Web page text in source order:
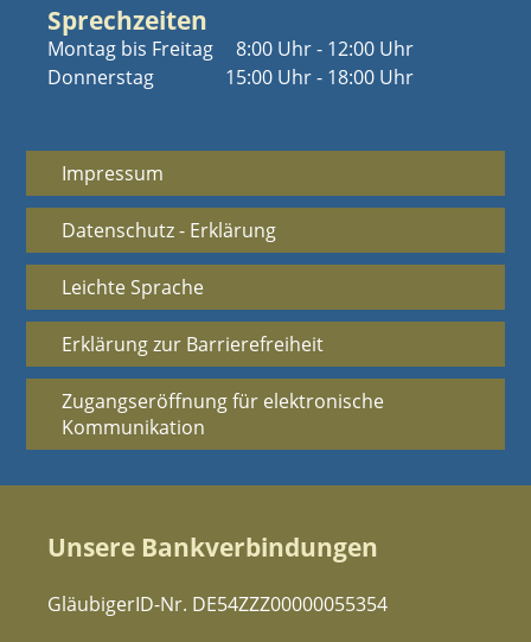
Sprechzeiten
Montag bis Freitag
Donnerstag
8:00 Uhr - 12:00 Uhr
15:00 Uhr - 18:00 Uhr
Impressum
Datenschutz - Erklärung
Leichte Sprache
Erklärung zur Barrierefreiheit
Zugangseröffnung für elektronische
Kommunikation
Unsere Bankverbindungen
GläubigerID-Nr. DE54ZZZ00000055354